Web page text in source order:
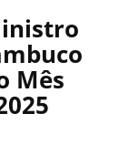
Mês